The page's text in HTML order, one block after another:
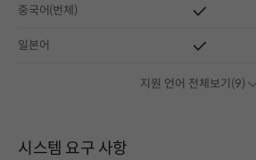
중국어(번체)
일본어
지원 언어 전체보기(9)
시스템 요구 사항